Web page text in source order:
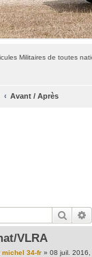
Militaires de toutes
Avant / Après
VLRA
michel 34-fr» 08 juil. 2016,